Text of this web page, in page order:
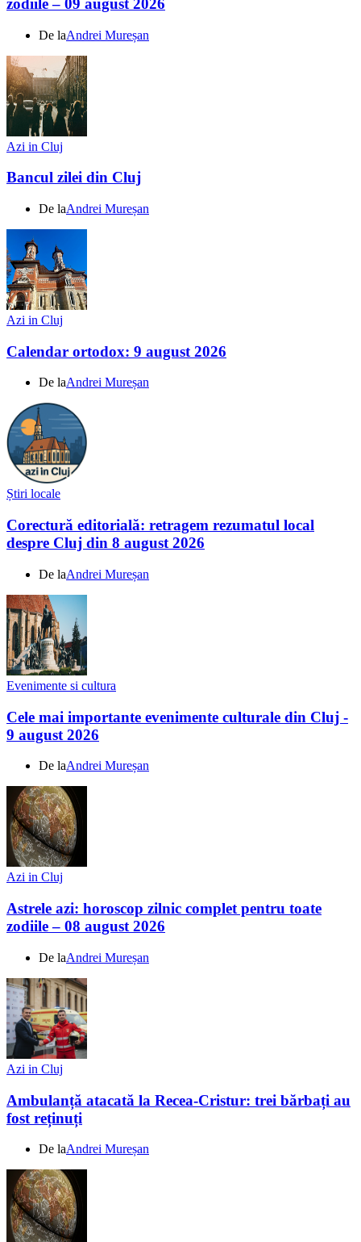
zodiile – 09 august 2026
De laAndrei Mureșan
Azi in Cluj
Bancul zilei din Cluj
De laAndrei Mureșan
Azi in Cluj
Calendar ortodox: 9 august 2026
De laAndrei Mureșan
Știri locale
Corectură editorială: retragem rezumatul local
despre Cluj din 8 august 2026
De laAndrei Mureșan
Evenimente si cultura
Cele mai importante evenimente culturale din Cluj -
9 august 2026
De laAndrei Mureșan
Azi in Cluj
Astrele azi: horoscop zilnic complet pentru toate
zodiile – 08 august 2026
De laAndrei Mureșan
Azi in Cluj
Ambulanță atacată la Recea-Cristur: trei bărbați au
fost reținuți
De laAndrei Mureșan